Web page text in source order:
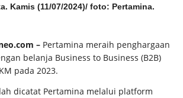
Kamis (11/07/2024)/ foto: Pertamina.
– Pertamina meraih penghargaan
belanja Business to Business (B2B)
pada 2023.
dicatat Pertamina melalui platform